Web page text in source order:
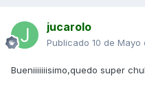
jucarolo
Publicado 10 de Mayo
Bueniiiiiiisimo,quedo super